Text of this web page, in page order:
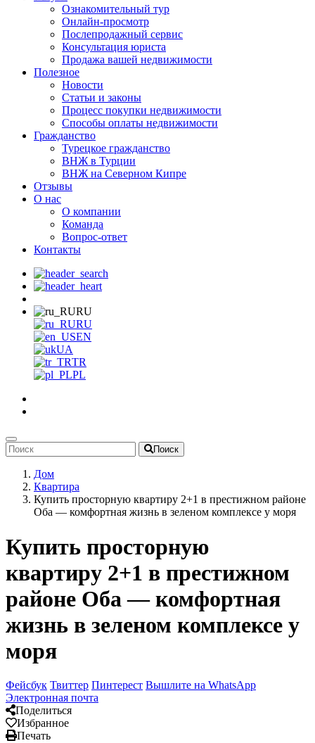
Ознакомительный тур
Онлайн-просмотр
Послепродажный сервис
Консультация юриста
Продажа вашей недвижимости
Полезное
Новости
Статьи и законы
Процесс покупки недвижимости
Способы оплаты недвижимости
Гражданство
Турецкое гражданство
ВНЖ в Турции
ВНЖ на Северном Кипре
Отзывы
О нас
О компании
Команда
Вопрос-ответ
Контакты
RU
RU
EN
UA
TR
PL
Поиск
Дом
Квартира
Купить просторную квартиру 2+1 в престижном районе
Оба — комфортная жизнь в зеленом комплексе у моря
Купить просторную
квартиру 2+1 в престижном
районе Оба — комфортная
жизнь в зеленом комплексе у
моря
Фейсбук Твиттер Пинтерест Вышлите на WhatsApp
Электронная почта
Поделиться
Избранное
Печать